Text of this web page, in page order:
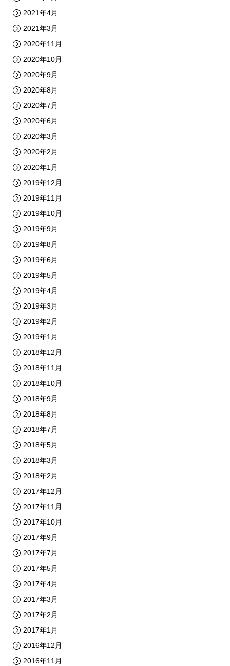
2021年4月
2021年3月
2020年11月
2020年10月
2020年9月
2020年8月
2020年7月
2020年6月
2020年3月
2020年2月
2020年1月
2019年12月
2019年11月
2019年10月
2019年9月
2019年8月
2019年6月
2019年5月
2019年4月
2019年3月
2019年2月
2019年1月
2018年12月
2018年11月
2018年10月
2018年9月
2018年8月
2018年7月
2018年5月
2018年3月
2018年2月
2017年12月
2017年11月
2017年10月
2017年9月
2017年7月
2017年5月
2017年4月
2017年3月
2017年2月
2017年1月
2016年12月
2016年11月